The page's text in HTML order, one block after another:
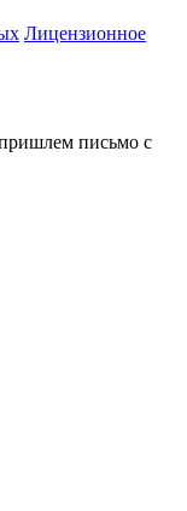
Лицензионное
письмо с